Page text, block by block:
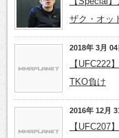
ザク・オッ
2018年 3月 04
【UFC222
TKO負け
2016年 12月
【UFC207